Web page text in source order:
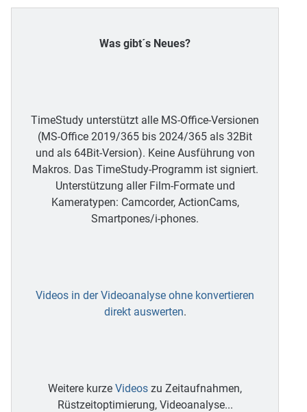
Was gibt´s Neues?
TimeStudy unterstützt alle MS-Office-Versionen
(MS-Office 2019/365 bis 2024/365 als 32Bit
und als 64Bit-Version). Keine Ausführung von
Makros. Das TimeStudy-Programm ist signiert.
Unterstützung aller Film-Formate und
Kameratypen: Camcorder, ActionCams,
Smartpones/i-phones.
Videos in der Videoanalyse ohne konvertieren
direkt auswerten.
Weitere kurze Videos zu Zeitaufnahmen,
Rüstzeitoptimierung, Videoanalyse...